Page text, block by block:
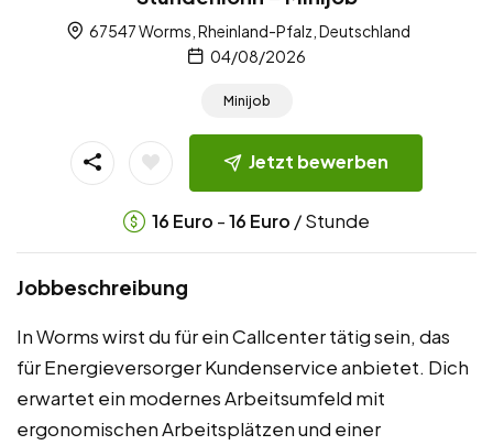
67547 Worms, Rheinland-Pfalz, Deutschland
04/08/2026
Minijob
Jetzt bewerben
16 Euro -16 Euro / Stunde
Jobbeschreibung
In Worms wirst du für ein Callcenter tätig sein, das
für Energieversorger Kundenservice anbietet. Dich
erwartet ein modernes Arbeitsumfeld mit
ergonomischen Arbeitsplätzen und einer